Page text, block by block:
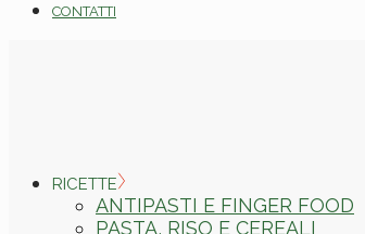
CONTATTI
RICETTE
ANTIPASTI E FINGER FOOD
PASTA, RISO E CEREALI